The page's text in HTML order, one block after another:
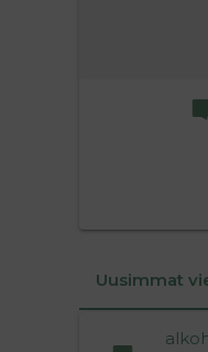
Uusimmat